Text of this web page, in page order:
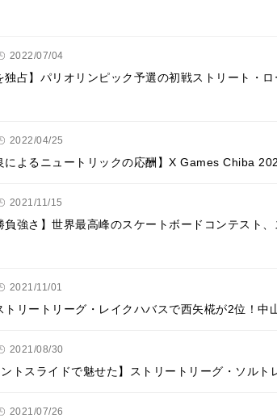
2022/07/04
独占】パリオリンピック予選の初戦ストリート・
2022/04/25
によるニュートリックの応酬】X Games Chiba
2021/11/15
負強さ】世界最高峰のスケートボードコンテスト
2021/11/01
トリートリーグ・レイクハバスで西矢椛が2位！中
2021/08/30
ントスライドで魅せた】ストリートリーグ・ソル
2021/07/26